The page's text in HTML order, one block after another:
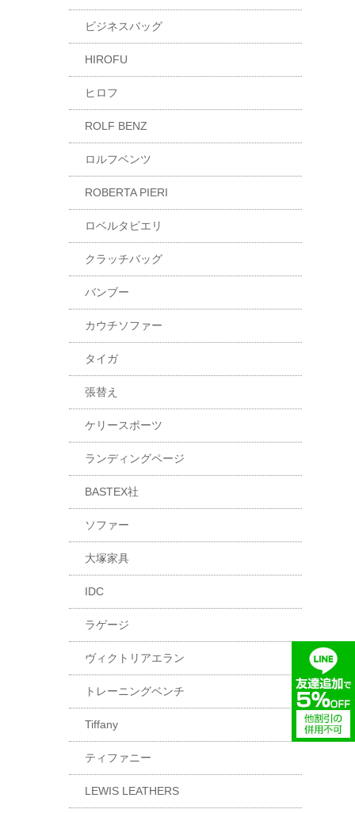
ビジネスバッグ
HIROFU
ヒロフ
ROLF BENZ
ロルフベンツ
ROBERTA PIERI
ロベルタピエリ
クラッチバッグ
バンブー
カウチソファー
タイガ
張替え
ケリースポーツ
ランディングページ
BASTEX社
ソファー
大塚家具
IDC
ラゲージ
ヴィクトリアエラン
トレーニングベンチ
Tiffany
ティファニー
LEWIS LEATHERS